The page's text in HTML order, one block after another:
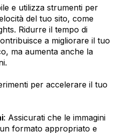
e utilizza strumenti per
del tuo sito, come
Ridurre il tempo di
a migliorare il tuo
ma aumenta anche la
per accelerare il tuo
: Assicurati che le immagini
formato appropriato e